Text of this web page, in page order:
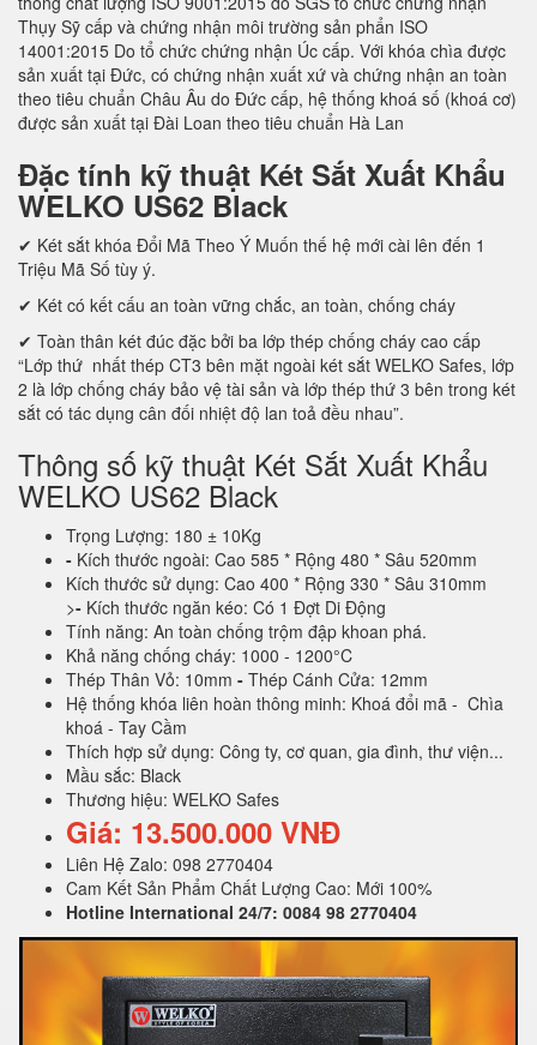
Thụy Sỹ cấp và chứng nhận môi trường sản phẩn ISO
14001:2015 Do tổ chức chứng nhận Úc cấp. Với khóa chìa được
sản xuất tại Đức, có chứng nhận xuất xứ và chứng nhận an toàn
theo tiêu chuẩn Châu Âu do Đức cấp, hệ thống khoá số (khoá cơ)
được sản xuất tại Đài Loan theo tiêu chuẩn Hà Lan
Đặc tính kỹ thuật Két Sắt Xuất Khẩu
WELKO US62 Black
✔ Két sắt khóa Đổi Mã Theo Ý Muốn thế hệ mới cài lên đến 1
Triệu Mã Số tùy ý.
✔ Két có kết cấu an toàn vững chắc, an toàn, chống cháy
✔ Toàn thân két đúc đặc bởi ba lớp thép chống cháy cao cấp
“Lớp thứ nhất thép CT3 bên mặt ngoài két sắt WELKO Safes, lớp
2 là lớp chống cháy bảo vệ tài sản và lớp thép thứ 3 bên trong két
sắt có tác dụng cân đối nhiệt độ lan toả đều nhau”.
Thông số kỹ thuật Két Sắt Xuất Khẩu
WELKO US62 Black
Trọng Lượng: 180 ± 10Kg
- Kích thước ngoài: Cao 585 * Rộng 480 * Sâu 520mm
Kích thước sử dụng: Cao 400 * Rộng 330 * Sâu 310mm
>- Kích thước ngăn kéo: Có 1 Đợt Di Động
Tính năng: An toàn chống trộm đập khoan phá.
Khả năng chống cháy: 1000 - 1200°C
Thép Thân Vỏ: 10mm - Thép Cánh Cửa: 12mm
Hệ thống khóa liên hoàn thông minh: Khoá đổi mã - Chìa
khoá - Tay Cầm
Thích hợp sử dụng: Công ty, cơ quan, gia đình, thư viện...
Mầu sắc: Black
Thương hiệu: WELKO Safes
Giá: 13.500.000 VNĐ
Liên Hệ Zalo: 098 2770404
Cam Kết Sản Phẩm Chất Lượng Cao: Mới 100%
Hotline International 24/7: 0084 98 2770404